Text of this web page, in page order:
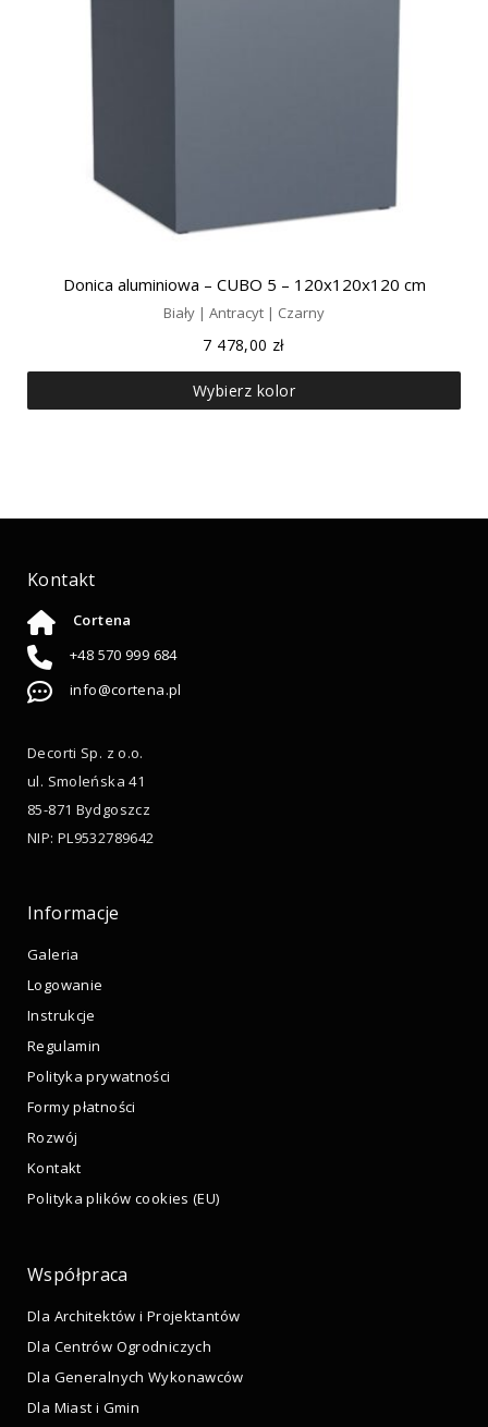
Donica aluminiowa – CUBO 5 – 120x120x120 cm
Biały | Antracyt | Czarny
7 478,00 zł
Wybierz kolor
Kontakt
Cortena
+48 570 999 684
info@cortena.pl
Decorti Sp. z o.o.
ul. Smoleńska 41
85-871 Bydgoszcz
NIP: PL9532789642
Informacje
Galeria
Logowanie
Instrukcje
Regulamin
Polityka prywatności
Formy płatności
Rozwój
Kontakt
Polityka plików cookies (EU)
Współpraca
Dla Architektów i Projektantów
Dla Centrów Ogrodniczych
Dla Generalnych Wykonawców
Dla Miast i Gmin